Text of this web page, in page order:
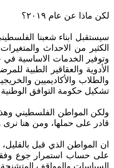
لكن ماذا عن عام ٢٠١٩؟
الكثير من الاحداث
وتوفير الخدمات الاساسية في
الأدوية والعقاقير الطبية
والطلاب والأكاديميين
تشكيل حكومة التوافق
قادر على حملها، ومن هنا
ان المواطن الذي قبل
على حساب استمرار جوع وفقر